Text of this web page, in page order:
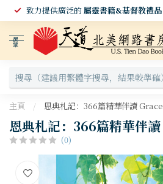
致力提供廣泛的屬靈書籍&基督教禮品
選
單
主頁 / 恩典札記：366篇精華伴讀
恩典札記：366篇精華伴
(0)